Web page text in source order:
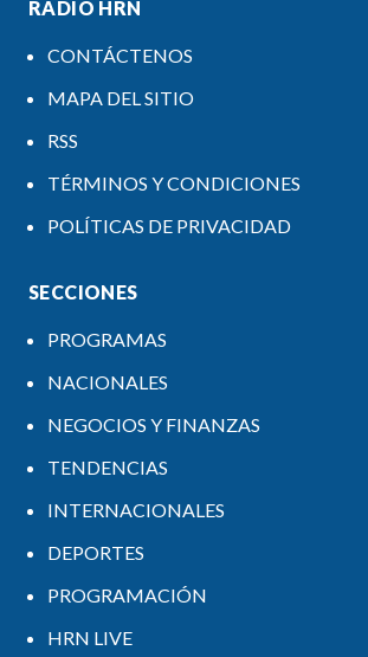
RADIO HRN
CONTÁCTENOS
MAPA DEL SITIO
RSS
TÉRMINOS Y CONDICIONES
POLÍTICAS DE PRIVACIDAD
SECCIONES
PROGRAMAS
NACIONALES
NEGOCIOS Y FINANZAS
TENDENCIAS
INTERNACIONALES
DEPORTES
PROGRAMACIÓN
HRN LIVE